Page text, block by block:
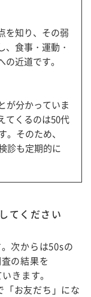
を知り、その弱
、食事・運動・
近道です。
が分かっていま
てくるのは50代
。そのため、
診も定期的に
てください
次からは50sの
の結果を
きます。
「お友だち」にな